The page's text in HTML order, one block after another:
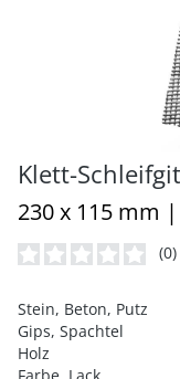
Klett-
230 x 115 mm
(0)
Stein, Beton, Putz
Gips, Spachtel
Holz